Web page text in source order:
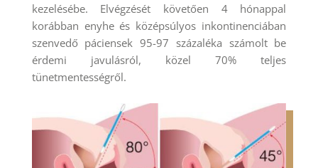
kezelésébe. Elvégzését követően 4 hónappal
korábban enyhe és középsúlyos inkontinenciában
szenvedő páciensek 95-97 százaléka számolt be
érdemi javulásról, közel 70% teljes
tünetmentességről.